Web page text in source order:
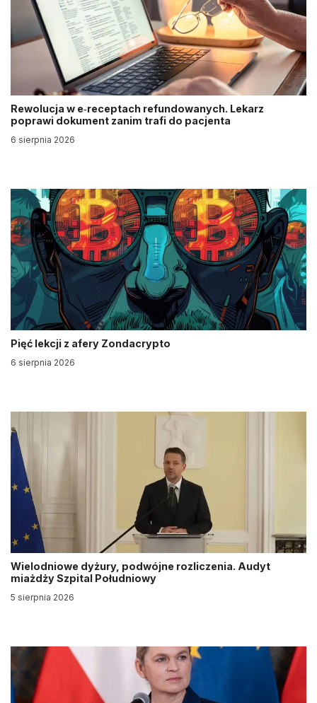
Rewolucja w e‑receptach refundowanych. Lekarz
poprawi dokument zanim trafi do pacjenta
6 sierpnia 2026
Pięć lekcji z afery Zondacrypto
6 sierpnia 2026
Wielodniowe dyżury, podwójne rozliczenia. Audyt
miażdży Szpital Południowy
5 sierpnia 2026